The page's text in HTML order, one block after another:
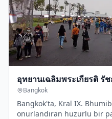
อุทยานเฉลิมพระเกียรติ รั
Bangkok
Bangkok'ta, Kral IX.
onurlandıran huzurlu bir